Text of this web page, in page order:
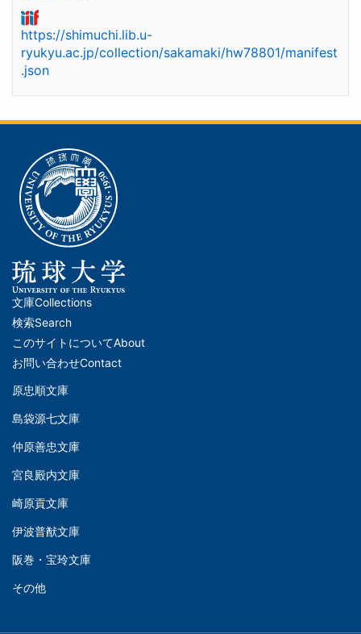
https://shimuchi.lib.u-
ryukyu.ac.jp/collection/sakamaki/hw78801/manifest
.json
メ
イ
ン
ナ
ビ
ー
シ
ョ
ン
ッ
タ
文庫Collections
検索Search
このサイトについてAbout
お問い合わせContact
文
(Left)
原忠順文庫
島袋源七文庫
仲原善忠文庫
文
(Middle)
宮良殿内文庫
崎原貢文庫
伊波普猷文庫
文
庫
阪巻・宝玲文庫
その他